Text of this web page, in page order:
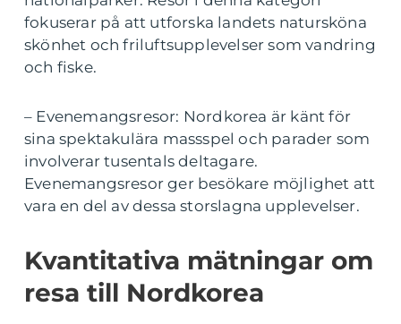
fokuserar på att utforska landets natursköna
skönhet och friluftsupplevelser som vandring
och fiske.
– Evenemangsresor: Nordkorea är känt för
sina spektakulära massspel och parader som
involverar tusentals deltagare.
Evenemangsresor ger besökare möjlighet att
vara en del av dessa storslagna upplevelser.
Kvantitativa mätningar om
resa till Nordkorea